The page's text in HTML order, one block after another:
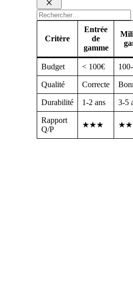
Fermer
Rechercher :
Critère
Entrée
de
gamme
Budget < 100€
Qualité Correcte
Durabilité 1-2 ans 3-5
Rapport
Q/P
★★★